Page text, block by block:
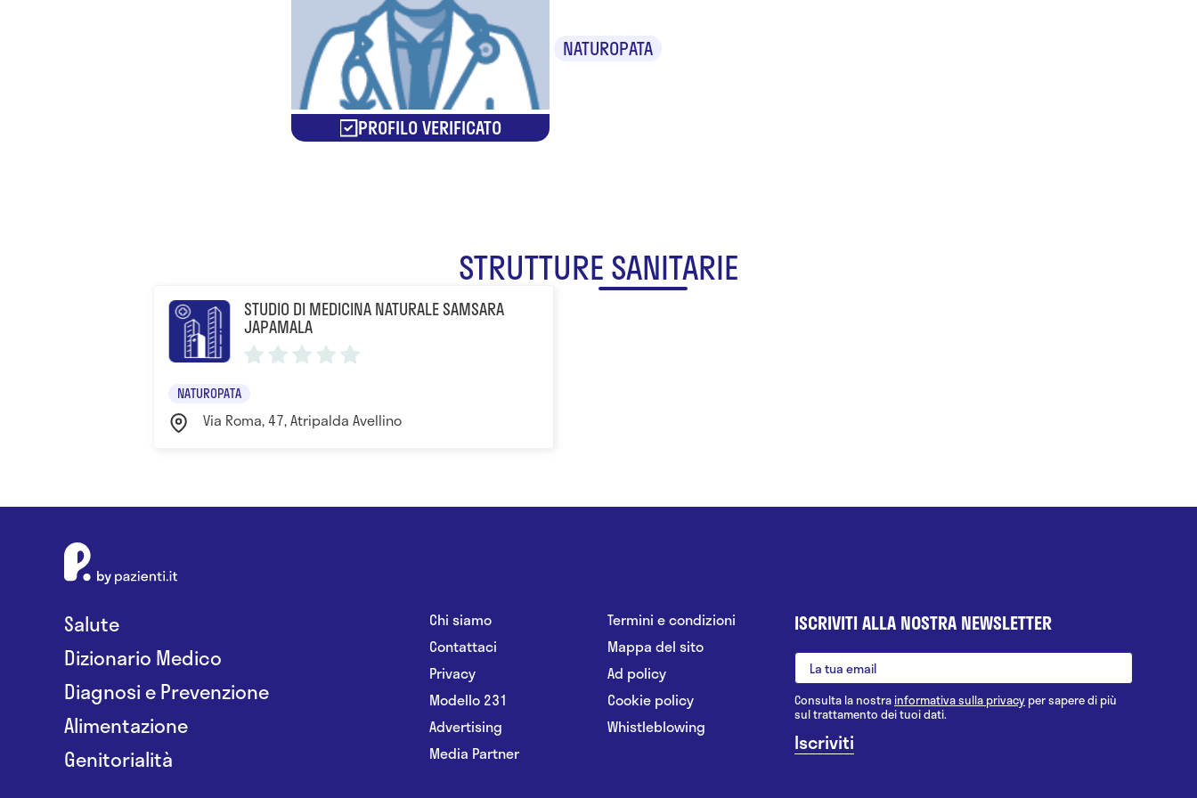
PROFILO VERIFICATO
NATUROPATA
STRUTTURE SANITARIE
STUDIO DI MEDICINA NATURALE SAMSARA
JAPAMALA
NATUROPATA
Via Roma, 47, Atripalda Avellino
Salute
Dizionario Medico
Diagnosi e Prevenzione
Alimentazione
Genitorialità
Chi siamo
Contattaci
Privacy
Modello 231
Advertising
Media Partner
Termini e condizioni
Mappa del sito
Ad policy
Cookie policy
Whistleblowing
ISCRIVITI ALLA NOSTRA NEWSLETTER
Consulta la nostrainformativa sulla privacy per sapere di più
sul trattamento dei tuoi dati.